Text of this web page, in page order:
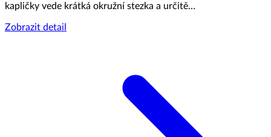
kapličky vede krátká okružní stezka a určitě…
Zobrazit detail